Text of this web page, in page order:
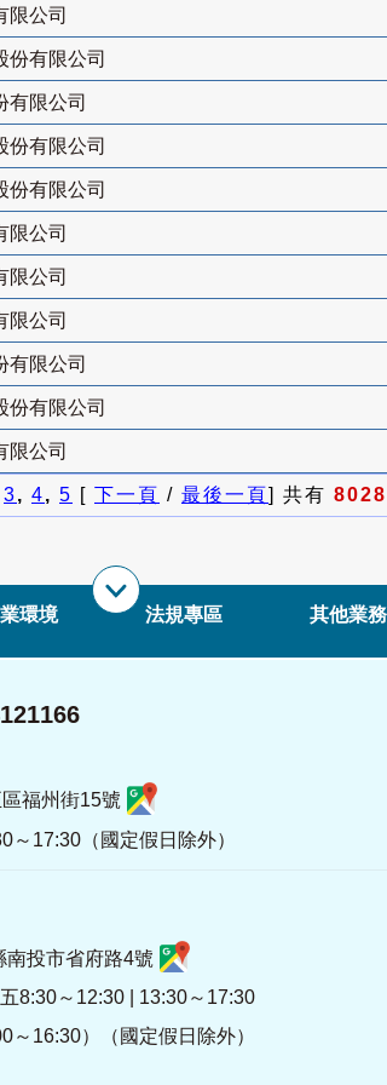
限公司
份有限公司
有限公司
份有限公司
份有限公司
限公司
限公司
限公司
有限公司
份有限公司
限公司
3, 4, 5 [ 下一頁 / 最後一頁] 共有 8028
環境 法規專區 其他業務
福州街15號
17:30（國定假日除外）
南投市省府路4號
8:30～12:30 | 13:30～17:30
～16:30）（國定假日除外）